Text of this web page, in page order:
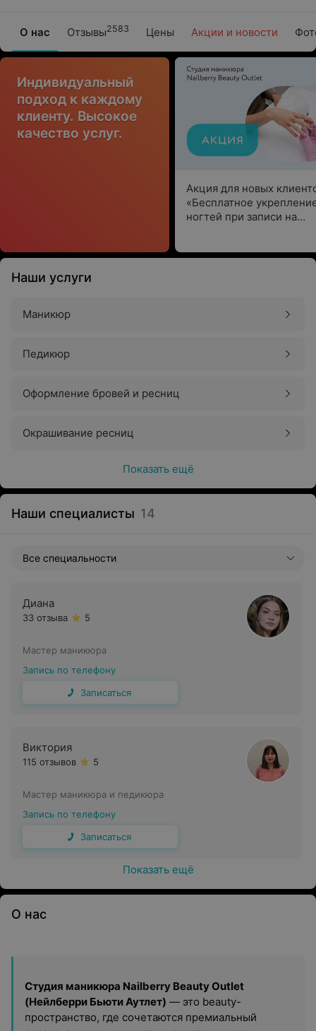
О нас Отзывы2583 Цены Акции и новости
Индивидуальный
подход к каждому
клиенту. Высокое
качество услуг.
Акция для новых
«Бесплатное
ногтей при записи на
покрытием»
Наши услуги
Маникюр
Педикюр
Оформление бровей и ресниц
Окрашивание ресниц
Показать ещё
Наши специалисты 14
Все специальности
Диана
33 отзыва 5
Мастер маникюра
Запись по телефону
Записаться
Виктория
115 отзывов 5
Мастер маникюра и педикюра
Запись по телефону
Записаться
Показать ещё
О нас
Студия маникюра Nailberry Beauty Outlet
(Нейлберри Бьюти Аутлет) — это beauty-
пространство, где сочетаются премиальный